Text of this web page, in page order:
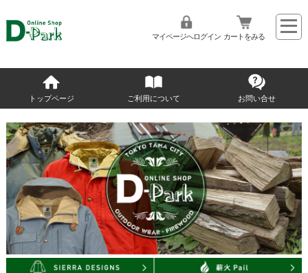
マイページへログイン カートをみる
トップページ ご利用について お問い合せ